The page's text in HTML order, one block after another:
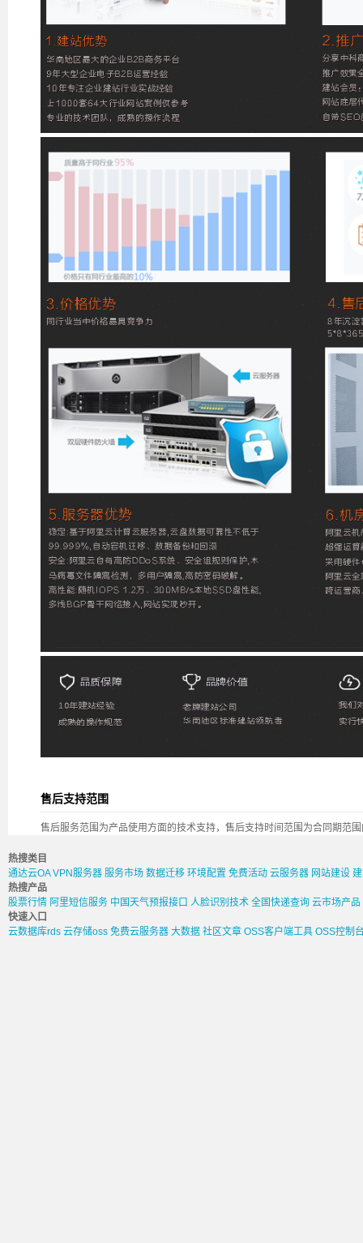
售后支持范围
售后服务范围为产品使用方面的技术支持，售后支持时间范围为合同期范
热搜类目
通达云OA VPN服务器 服务市场 数据迁移 环境配置 免费活动 云服务器 网站建设
热搜产品
股票行情 阿里短信服务 中国天气预报接口 人脸识别技术 全国快递查询 云市场产品
快速入口
云数据库rds 云存储oss 免费云服务器 大数据 社区文章 OSS客户端工具 OSS控制